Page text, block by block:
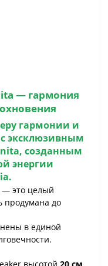
— гармония
гармонии и
эксклюзивным
, созданным
энергии
— это целый
продумана до
в единой